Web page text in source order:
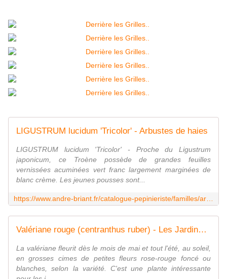
LIGUSTRUM lucidum 'Tricolor' - Arbustes de haies
LIGUSTRUM lucidum 'Tricolor' - Proche du Ligustrum
japonicum, ce Troène possède de grandes feuilles
vernissées acuminées vert franc largement marginées de
blanc crème. Les jeunes pousses sont...
Valériane rouge (centranthus ruber) - Les Jardins de Malorie
La valériane fleurit dès le mois de mai et tout l'été, au soleil,
en grosses cimes de petites fleurs rose-rouge foncé ou
blanches, selon la variété. C'est une plante intéressante